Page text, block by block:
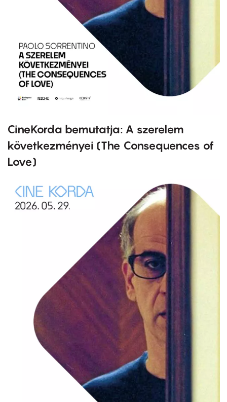
CineKorda bemutatja: A szerelem
következményei (The Consequences of
Love)